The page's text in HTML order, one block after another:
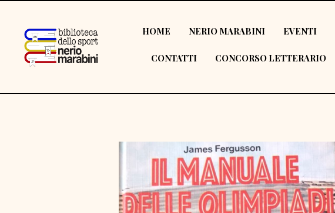
HOME NERIO MARABINI EVENTI
CONTATTI CONCORSO LETTERARIO